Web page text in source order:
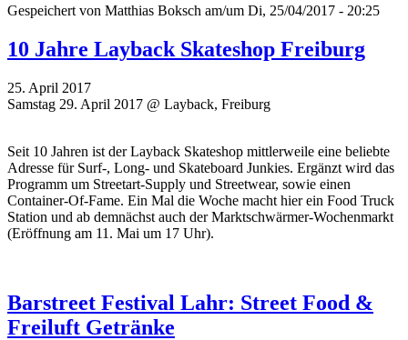
Gespeichert von Matthias Boksch am/um Di, 25/04/2017 - 20:25
10 Jahre Layback Skateshop Freiburg
25. April 2017
Samstag 29. April 2017 @ Layback, Freiburg
Seit 10 Jahren ist der Layback Skateshop mittlerweile eine beliebte
Adresse für Surf-, Long- und Skateboard Junkies. Ergänzt wird das
Programm um Streetart-Supply und Streetwear, sowie einen
Container-Of-Fame. Ein Mal die Woche macht hier ein Food Truck
Station und ab demnächst auch der Marktschwärmer-Wochenmarkt
(Eröffnung am 11. Mai um 17 Uhr).
Barstreet Festival Lahr: Street Food &
Freiluft Getränke